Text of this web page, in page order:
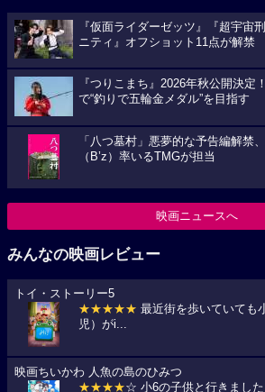
『仮面ライダーゼッツ』『超宇宙
ニティ』オフショット11点が解禁
『つりこまち』2026年秋公開決定
で“釣りで五輪金メダル”を目指す
「八つ墓村」悪夢的な予告編解禁
（B’z）率いるTMGが担当
映画ニュースへ
みんなの映画レビュー
トイ・ストーリー5
★★★★★ 最近街を歩いていても
児）がi...
映画ちいかわ 人魚の島のひみつ
★★★★☆ 小6の子供と行きまし